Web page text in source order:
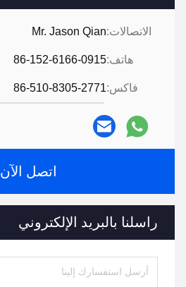
الاتصالات:Mr. Jason Qian
هاتف:86-152-6166-0915
فاكس:86-510-8305-2771
اتصل الآن
راسلنا بالبريد الإلكتروني